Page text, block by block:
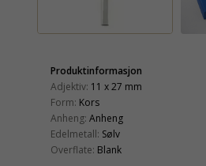
Produktinformasjon
Adjektiv: 11 x 27 mm
Form: Kors
Anheng: Anheng
Edelmetall: Sølv
Overflate: Blank